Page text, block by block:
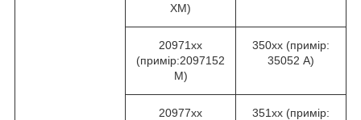
ХМ)
20971хх
(примір:2097152
М)
350хх (примір:
35052 А)
20977хх
351хх (примір: